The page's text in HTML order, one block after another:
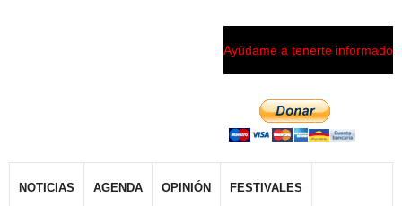
Ayúdame a tenerte informado
NOTICIAS AGENDA OPINIÓN FESTIVALES